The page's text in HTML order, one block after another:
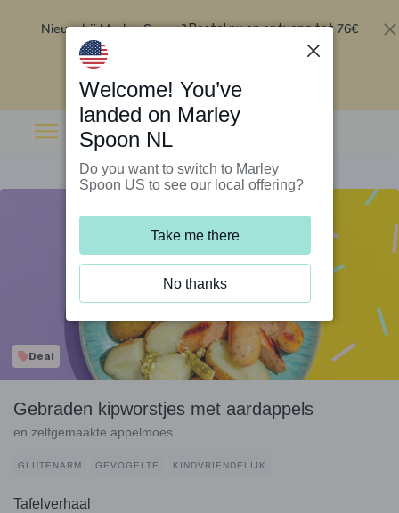
Nieuw bij Marley Spoon?Bestel nu en ontvang tot 76€
Deal
Gebraden kipworstjes met aardappels
en zelfgemaakte appelmoes
GLUTENARM GEVOGELTE KINDVRIENDELIJK
Tafelverhaal
Welcome! You’ve
landed on Marley
Spoon NL
Do you want to switch to Marley
Spoon US to see our local offering?
Take me there
No thanks